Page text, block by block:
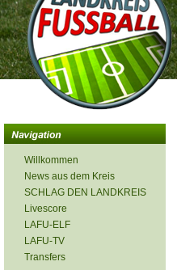
Willkommen
News aus dem Kreis
SCHLAG DEN LANDKREIS
Livescore
LAFU-ELF
LAFU-TV
Transfers